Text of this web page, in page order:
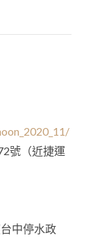
號（近捷運
中停水政